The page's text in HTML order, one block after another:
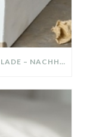
DIY-DEKO-TABLETT AUS ALTER SCHUBLADE – NACHHALTIGE HERBSTDEKO SELBER MACHEN!